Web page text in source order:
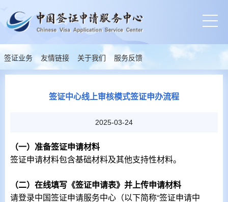
签证业务 友情链接 关于我们 服务反馈
签证中心线上审核模式签证申办流程
2025-03-24
（一）准备签证申请材料
签证申请材料包含基础材料及其他支持性材料。
（二）在线填写《签证申请表》并上传申请材料
请登录中国签证申请服务中心（以下简称“签证申请中